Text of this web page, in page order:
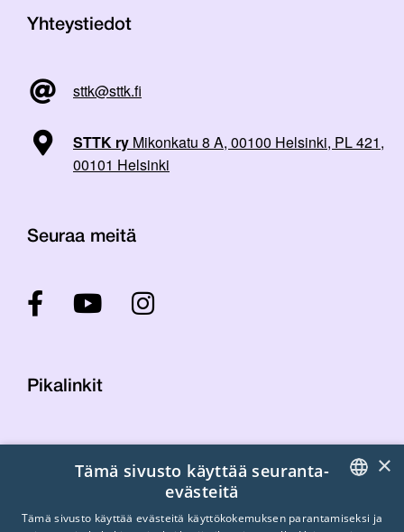
Yhteystiedot
sttk@sttk.fi
STTK ry Mikonkatu 8 A, 00100 Helsinki, PL 421,
00101 Helsinki
Seuraa meitä
Pikalinkit
Laskutustiedot
Tietosuojaseloste
FINNISH
×
Tämä sivusto käyttää seuranta-
evästeitä
Tämä sivusto käyttää evästeitä käyttökokemuksen parantamiseksi ja